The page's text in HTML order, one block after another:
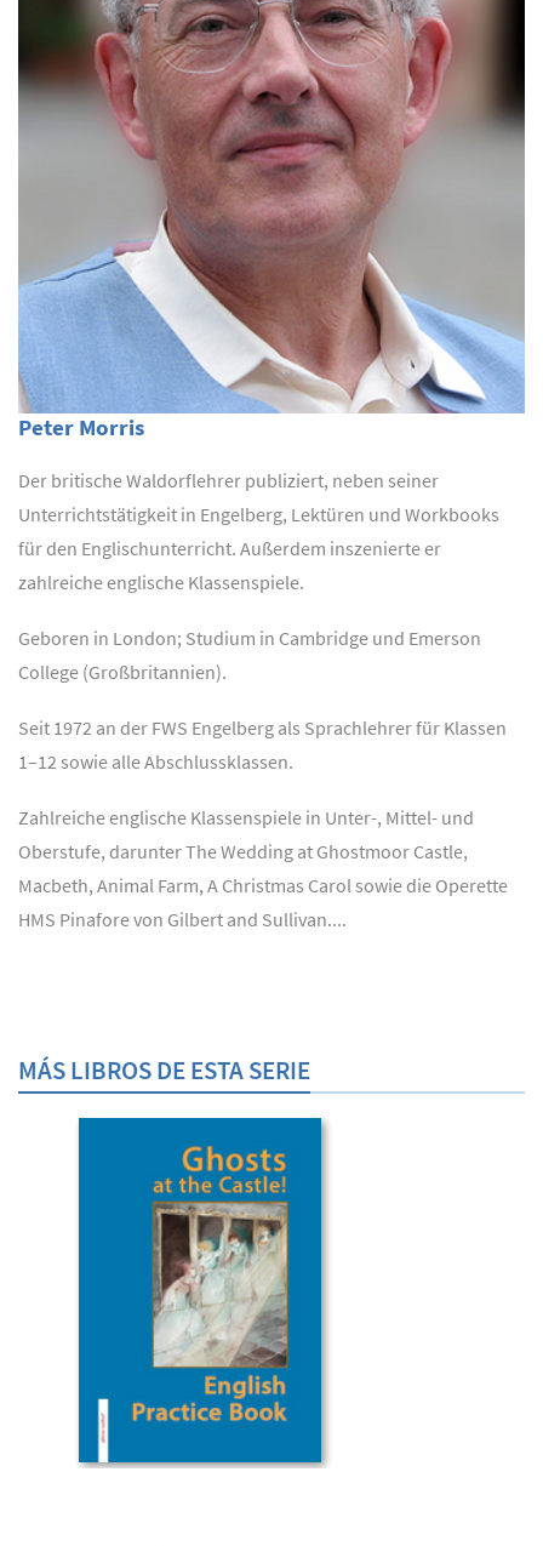
Peter Morris
Der britische Waldorflehrer publiziert, neben seiner
Unterrichtstätigkeit in Engelberg, Lektüren und Workbooks
für den Englischunterricht. Außerdem inszenierte er
zahlreiche englische Klassenspiele.
Geboren in London; Studium in Cambridge und Emerson
College (Großbritannien).
Seit 1972 an der FWS Engelberg als Sprachlehrer für Klassen
1–12 sowie alle Abschlussklassen.
Zahlreiche englische Klassenspiele in Unter-, Mittel- und
Oberstufe, darunter The Wedding at Ghostmoor Castle,
Macbeth, Animal Farm, A Christmas Carol sowie die Operette
HMS Pinafore von Gilbert and Sullivan....
MÁS LIBROS DE ESTA SERIE